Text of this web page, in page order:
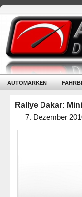
AUTOMARKEN
Rallye Dakar:
7. Dezember